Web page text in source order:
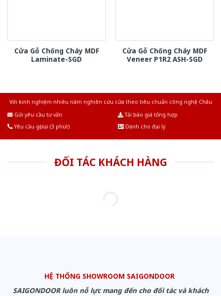
Cửa Gỗ Chống Cháy MDF
Laminate-SGD
Cửa Gỗ Chống Cháy MDF
Veneer P1R2 ASH-SGD
Với kinh nghiệm nhiêu năm nghiên cứu cửa theo tiêu chuẩn công nghệ Châu
Gửi yêu cầu tư vấn
Tải báo giá tổng hợp
Yêu cầu gọi lại (3 phút)
Dành cho đại lý
ĐỐI TÁC KHÁCH HÀNG
HỆ THỐNG SHOWROOM SAIGONDOOR
SAIGONDOOR luôn nỗ lực mang đến cho đối tác và khách